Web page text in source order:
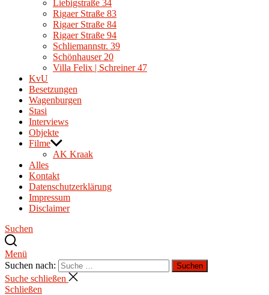
Liebigstraße 34
Rigaer Straße 83
Rigaer Straße 84
Rigaer Straße 94
Schliemannstr. 39
Schönhauser 20
Villa Felix | Schreiner 47
KvU
Besetzungen
Wagenburgen
Stasi
Interviews
Objekte
Filme
AK Kraak
Alles
Kontakt
Datenschutzerklärung
Impressum
Disclaimer
Suchen
Menü
Suchen nach:
Suchen
Suche schließen
Schließen